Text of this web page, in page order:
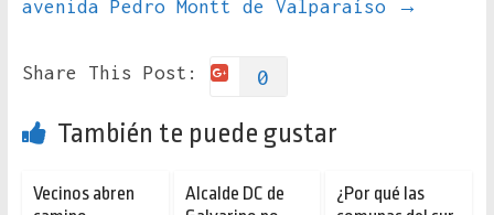
avenida Pedro Montt de Valparaíso →
Share This Post: 0
También te puede gustar
Vecinos abren
Alcalde DC de
¿Por qué las